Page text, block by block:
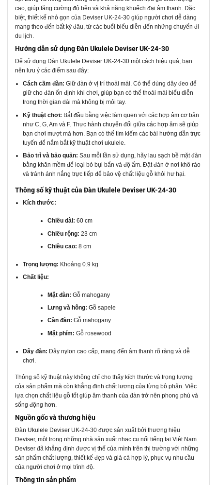
cao, giúp tăng cường độ bền và khả năng khuếch đại âm thanh. Đặc
biệt, thiết kế nhỏ gọn của Deviser UK-24-30 giúp người chơi dễ dàng
mang theo đến bất kỳ đâu, từ các buổi biểu diễn đến những chuyến đi
du lịch.
Hướng dẫn sử dụng Đàn Ukulele Deviser UK-24-30
Để sử dụng Đàn Ukulele Deviser UK-24-30 một cách hiệu quả, bạn
nên lưu ý các điểm sau đây:
Cách cầm đàn: Giữ đàn ở vị trí thoải mái. Có thể dùng dây đeo để
giữ cho đàn ổn định khi chơi, giúp bạn có thể thoải mái biểu diễn
trong thời gian dài mà không bị mỏi tay.
Kỹ thuật chơi: Bắt đầu bằng việc làm quen với các hợp âm cơ bản
như C, G, Am và F. Thực hành chuyển đổi giữa các hợp âm sẽ giúp
bạn chơi mượt mà hơn. Bạn có thể tìm kiếm các bài hướng dẫn trực
tuyến để nắm bắt kỹ thuật chơi ukulele.
Bảo trì và bảo quản: Sau mỗi lần sử dụng, hãy lau sạch bề mặt đàn
bằng khăn mềm để loại bỏ bụi bẩn và độ ẩm. Đặt đàn ở nơi khô ráo
và tránh ánh nắng trực tiếp để bảo vệ chất liệu gỗ khỏi hư hại.
Thông số kỹ thuật của Đàn Ukulele Deviser UK-24-30
Kích thước:
Chiều dài: 60 cm
Chiều rộng: 23 cm
Chiều cao: 8 cm
Trọng lượng: Khoảng 0.9 kg
Chất liệu:
Mặt đàn: Gỗ mahogany
Lưng và hông: Gỗ sapele
Cần đàn: Gỗ mahogany
Mặt phím: Gỗ rosewood
Dây đàn: Dây nylon cao cấp, mang đến âm thanh rõ ràng và dễ
chơi.
Thông số kỹ thuật này không chỉ cho thấy kích thước và trọng lượng
của sản phẩm mà còn khẳng định chất lượng của từng bộ phận. Việc
lựa chọn chất liệu gỗ tốt giúp âm thanh của đàn trở nên phong phú và
sống động hơn.
Nguồn gốc và thương hiệu
Đàn Ukulele Deviser UK-24-30 được sản xuất bởi thương hiệu
Deviser, một trong những nhà sản xuất nhạc cụ nổi tiếng tại Việt Nam.
Deviser đã khẳng định được vị thế của mình trên thị trường với những
sản phẩm chất lượng, thiết kế đẹp và giá cả hợp lý, phục vụ nhu cầu
của người chơi ở mọi trình độ.
Thông tin sản phẩm